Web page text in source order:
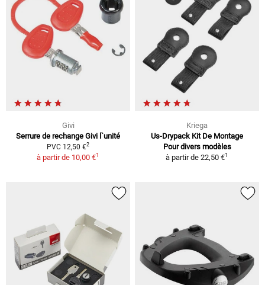
Givi
Serrure de rechange Givi l`unité
PVC 12,50 €2
à partir de 10,00 €1
Kriega
Us-Drypack Kit De Montage
Pour divers modèles
à partir de 22,50 €1